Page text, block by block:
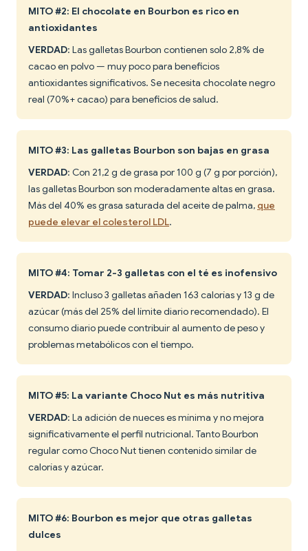
MITO #2: El chocolate en Bourbon es rico en
antioxidantes
VERDAD: Las galletas Bourbon contienen solo 2,8% de
cacao en polvo — muy poco para beneficios
antioxidantes significativos. Se necesita chocolate negro
real (70%+ cacao) para beneficios de salud.
MITO #3: Las galletas Bourbon son bajas en grasa
VERDAD: Con 21,2 g de grasa por 100 g (7 g por porción),
las galletas Bourbon son moderadamente altas en grasa.
Más del 40% es grasa saturada del aceite de palma, que
puede elevar el colesterol LDL.
MITO #4: Tomar 2-3 galletas con el té es inofensivo
VERDAD: Incluso 3 galletas añaden 163 calorías y 13 g de
azúcar (más del 25% del límite diario recomendado). El
consumo diario puede contribuir al aumento de peso y
problemas metabólicos con el tiempo.
MITO #5: La variante Choco Nut es más nutritiva
VERDAD: La adición de nueces es mínima y no mejora
significativamente el perfil nutricional. Tanto Bourbon
regular como Choco Nut tienen contenido similar de
calorías y azúcar.
MITO #6: Bourbon es mejor que otras galletas
dulces